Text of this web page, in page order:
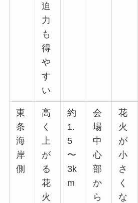
迫
力
も
得
や
す
い
東
条
海
岸
側
高
く
上
が
る
花
火
約
1.
5
〜
3k
m
会
場
中
心
部
か
ら
花
火
が
小
さ
く
な